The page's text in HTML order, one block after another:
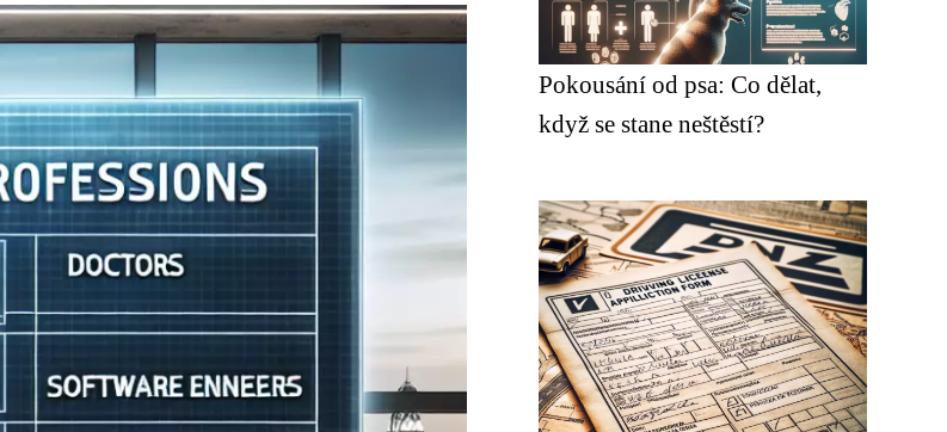
Pokousání od psa: Co dělat,
když se stane neštěstí?